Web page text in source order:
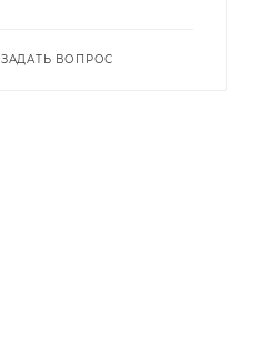
ЗАДАТЬ ВОПРОС